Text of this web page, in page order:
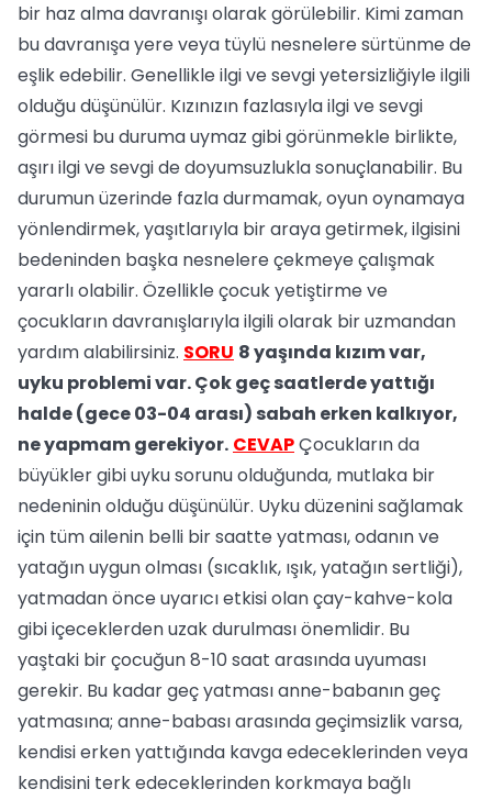
bir haz alma davranışı olarak görülebilir. Kimi zaman
bu davranışa yere veya tüylü nesnelere sürtünme de
eşlik edebilir. Genellikle ilgi ve sevgi yetersizliğiyle ilgili
olduğu düşünülür. Kızınızın fazlasıyla ilgi ve sevgi
görmesi bu duruma uymaz gibi görünmekle birlikte,
aşırı ilgi ve sevgi de doyumsuzlukla sonuçlanabilir. Bu
durumun üzerinde fazla durmamak, oyun oynamaya
yönlendirmek, yaşıtlarıyla bir araya getirmek, ilgisini
bedeninden başka nesnelere çekmeye çalışmak
yararlı olabilir. Özellikle çocuk yetiştirme ve
çocukların davranışlarıyla ilgili olarak bir uzmandan
yardım alabilirsiniz. SORU 8 yaşında kızım var,
uyku problemi var. Çok geç saatlerde yattığı
halde (gece 03-04 arası) sabah erken kalkıyor,
ne yapmam gerekiyor. CEVAPÇocukların da
büyükler gibi uyku sorunu olduğunda, mutlaka bir
nedeninin olduğu düşünülür. Uyku düzenini sağlamak
için tüm ailenin belli bir saatte yatması, odanın ve
yatağın uygun olması (sıcaklık, ışık, yatağın sertliği),
yatmadan önce uyarıcı etkisi olan çay-kahve-kola
gibi içeceklerden uzak durulması önemlidir. Bu
yaştaki bir çocuğun 8-10 saat arasında uyuması
gerekir. Bu kadar geç yatması anne-babanın geç
yatmasına; anne-babası arasında geçimsizlik varsa,
kendisi erken yattığında kavga edeceklerinden veya
kendisini terk edeceklerinden korkmaya bağlı